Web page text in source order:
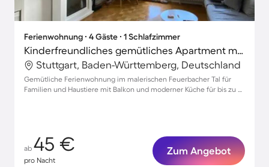
Ferienwohnung ∙ 4 Gäste ∙ 1 Schlafzimmer
Kinderfreundliches gemütliches Apartment mit Grill | Naturblick | Haustiere erlaubt
Stuttgart, Baden-Württemberg, Deutschland
Gemütliche Ferienwohnung im malerischen Feuerbacher Tal für
Familien und Haustiere mit Balkon und moderner Küche für bis zu 4
ab 45 €
pro Nacht
Zum Angebot